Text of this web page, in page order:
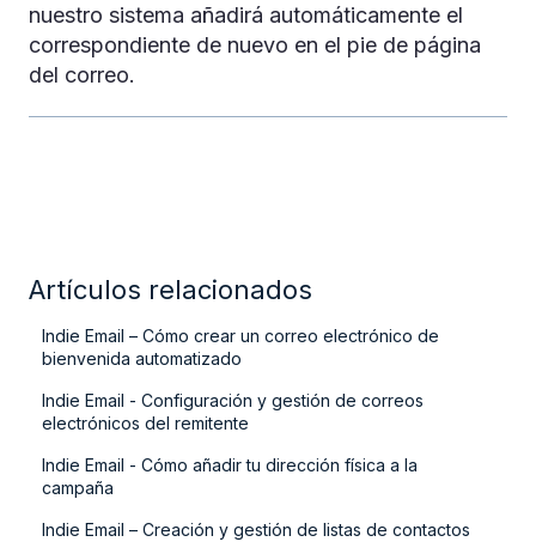
nuestro sistema añadirá automáticamente el
correspondiente de nuevo en el pie de página
del correo.
Artículos relacionados
Indie Email – Cómo crear un correo electrónico de
bienvenida automatizado
Indie Email - Configuración y gestión de correos
electrónicos del remitente
Indie Email - Cómo añadir tu dirección física a la
campaña
Indie Email – Creación y gestión de listas de contactos